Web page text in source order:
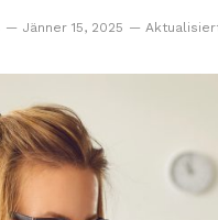
Jänner 15, 2025